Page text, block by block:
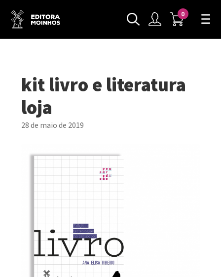
0
kit livro e literatura
loja
28 de maio de 2019